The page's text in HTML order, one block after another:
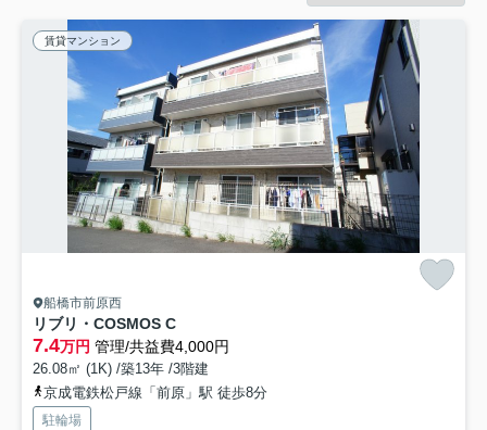
賃貸マンション
船橋市前原西
リブリ・COSMOS C
7.4万円 管理/共益費4,000円
26.08㎡ (1K) /築13年 /3階建
京成電鉄松戸線「前原」駅 徒歩8分
駐輪場